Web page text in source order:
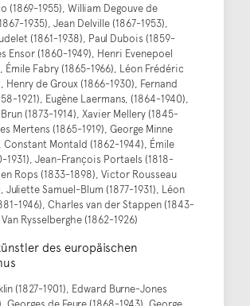
(1869-1955), William Degouve de
1935), Jean Delville (1867-1953),
(1861-1938), Paul Dubois (1859-
Ensor (1860-1949), Henri Evenepoel
Émile Fabry (1865-1966), Léon Frédéric
Henry de Groux (1866-1930), Fernand
1921), Eugène Laermans, (1864-1940),
(1873-1914), Xavier Mellery (1845-
Mertens (1865-1919), George Minne
Constant Montald (1862-1944), Émile
1931), Jean-François Portaels (1818-
Rops (1833-1898), Victor Rousseau
Juliette Samuel-Blum (1877-1931), Léon
1946), Charles van der Stappen (1843-
Rysselberghe (1862-1926)
des europäischen
(1827-1901), Edward Burne-Jones